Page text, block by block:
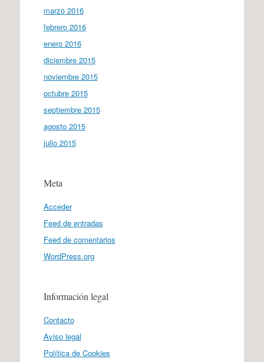
marzo 2016
febrero 2016
enero 2016
diciembre 2015
noviembre 2015
octubre 2015
septiembre 2015
agosto 2015
julio 2015
Meta
Acceder
Feed de entradas
Feed de comentarios
WordPress.org
Información legal
Contacto
Aviso legal
Política de Cookies